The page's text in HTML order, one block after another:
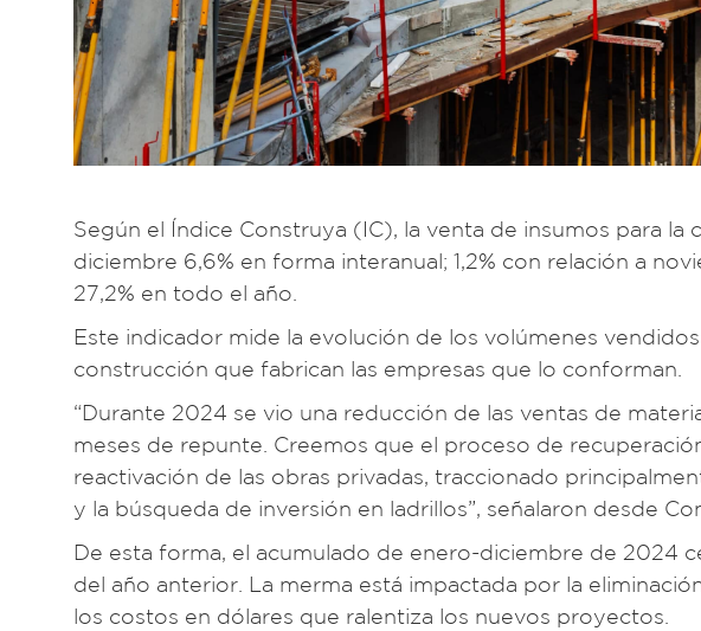
Según el Índice Construya (IC), la venta de insumos para
diciembre 6,6% en forma interanual; 1,2% con relación a
27,2% en todo el año.
Este indicador mide la evolución de los volúmenes
construcción que fabrican las empresas que lo conforman.
“Durante 2024 se vio una reducción de las ventas de
meses de repunte. Creemos que el proceso de
reactivación de las obras privadas, traccionado
y la búsqueda de inversión en ladrillos”, señalaron desde
De esta forma, el acumulado de enero-diciembre de 2024
del año anterior. La merma está impactada por la
los costos en dólares que ralentiza los nuevos proyectos.